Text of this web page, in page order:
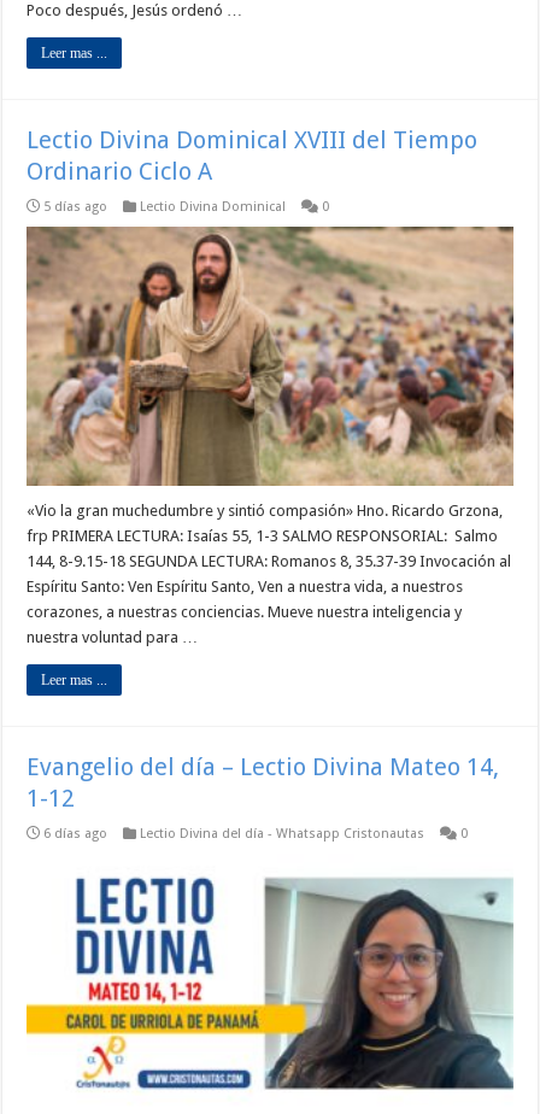
Poco después, Jesús ordenó …
Leer mas ...
Lectio Divina Dominical XVIII del Tiempo
Ordinario Ciclo A
5 días ago Lectio Divina Dominical 0
«Vio la gran muchedumbre y sintió compasión» Hno. Ricardo Grzona,
frp PRIMERA LECTURA: Isaías 55, 1-3 SALMO RESPONSORIAL: Salmo
144, 8-9.15-18 SEGUNDA LECTURA: Romanos 8, 35.37-39 Invocación al
Espíritu Santo: Ven Espíritu Santo, Ven a nuestra vida, a nuestros
corazones, a nuestras conciencias. Mueve nuestra inteligencia y
nuestra voluntad para …
Leer mas ...
Evangelio del día – Lectio Divina Mateo 14,
1-12
6 días ago Lectio Divina del día - Whatsapp Cristonautas 0